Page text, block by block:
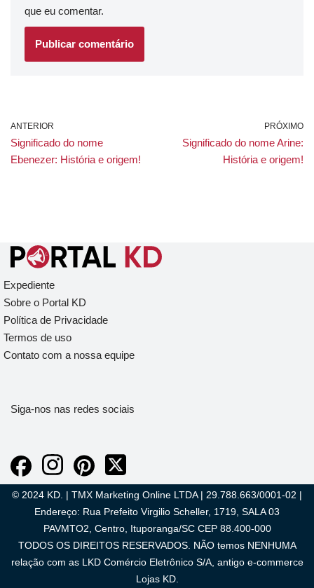
que eu comentar.
ANTERIOR
Significado do nome
Ebenezer: História e origem!
PRÓXIMO
Significado do nome Arine:
História e origem!
Expediente
Sobre o Portal KD
Política de Privacidade
Termos de uso
Contato com a nossa equipe
Siga-nos nas redes sociais
© 2024 KD. | TMX Marketing Online LTDA | 29.788.663/0001-02 |
Endereço: Rua Prefeito Virgilio Scheller, 1719, SALA 03
PAVMTO2, Centro, Ituporanga/SC CEP 88.400-000
TODOS OS DIREITOS RESERVADOS. NÃO temos NENHUMA
relação com as LKD Comércio Eletrônico S/A, antigo e-commerce
Lojas KD.